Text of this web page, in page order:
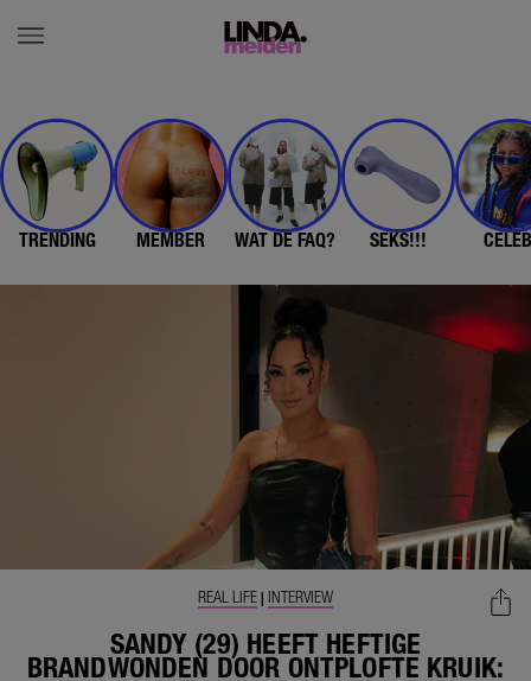
TRENDING MEMBER WAT DE FAQ? SEKS!!!
SANDY (29) HEEFT HEFTIGE
BRANDWONDEN DOOR ONTPLOFTE KRUIK:
REAL LIFE | INTERVIEW